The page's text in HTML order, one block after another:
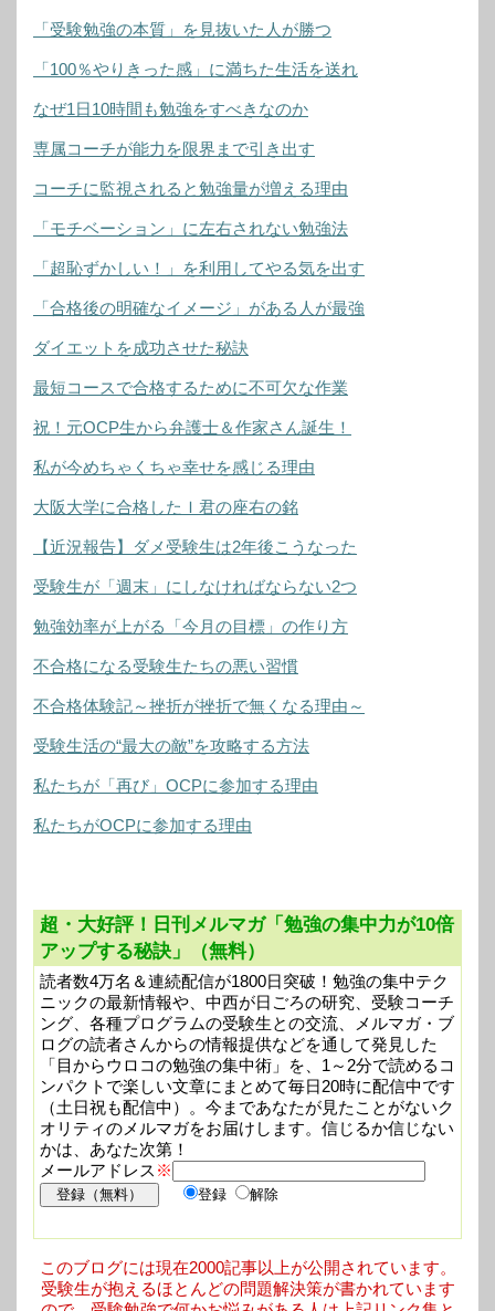
「受験勉強の本質」を見抜いた人が勝つ
「100％やりきった感」に満ちた生活を送れ
なぜ1日10時間も勉強をすべきなのか
専属コーチが能力を限界まで引き出す
コーチに監視されると勉強量が増える理由
「モチベーション」に左右されない勉強法
「超恥ずかしい！」を利用してやる気を出す
「合格後の明確なイメージ」がある人が最強
ダイエットを成功させた秘訣
最短コースで合格するために不可欠な作業
祝！元OCP生から弁護士＆作家さん誕生！
私が今めちゃくちゃ幸せを感じる理由
大阪大学に合格したＩ君の座右の銘
【近況報告】ダメ受験生は2年後こうなった
受験生が「週末」にしなければならない2つ
勉強効率が上がる「今月の目標」の作り方
不合格になる受験生たちの悪い習慣
不合格体験記～挫折が挫折で無くなる理由～
受験生活の“最大の敵”を攻略する方法
私たちが「再び」OCPに参加する理由
私たちがOCPに参加する理由
超・大好評！日刊メルマガ「勉強の集中力が10倍
アップする秘訣」（無料）
読者数4万名＆連続配信が1800日突破！勉強の集中テク
ニックの最新情報や、中西が日ごろの研究、受験コーチ
ング、各種プログラムの受験生との交流、メルマガ・ブ
ログの読者さんからの情報提供などを通して発見した
「目からウロコの勉強の集中術」を、1～2分で読めるコ
ンパクトで楽しい文章にまとめて毎日20時に配信中です
（土日祝も配信中）。今まであなたが見たことがないク
オリティのメルマガをお届けします。信じるか信じない
かは、あなた次第！
メールアドレス ※
登録 解除
このブログには現在2000記事以上が公開されています。
受験生が抱えるほとんどの問題解決策が書かれています